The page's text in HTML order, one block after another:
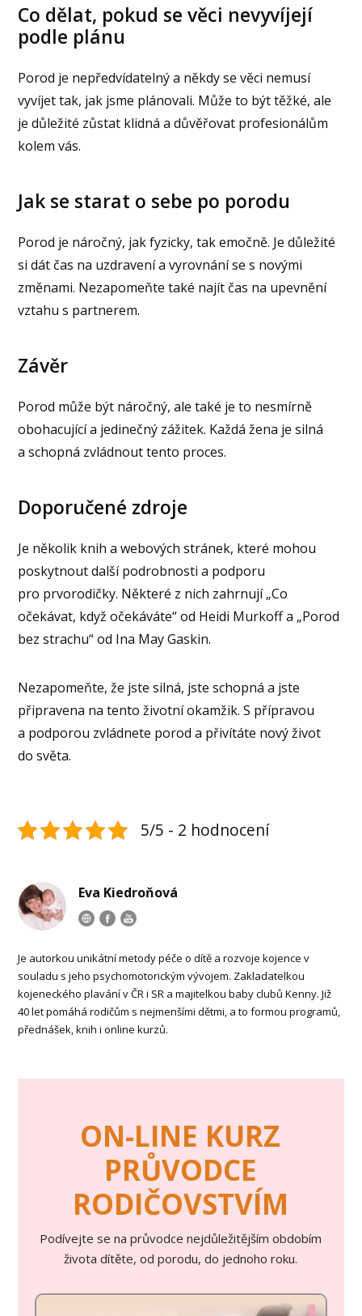
Co dělat, pokud se věci nevyvíjejí
podle plánu
Porod je nepředvídatelný a někdy se věci nemusí
vyvíjet tak, jak jsme plánovali. Může to být těžké, ale
je důležité zůstat klidná a důvěřovat profesionálům
kolem vás.
Jak se starat o sebe po porodu
Porod je náročný, jak fyzicky, tak emočně. Je důležité
si dát čas na uzdravení a vyrovnání se s novými
změnami. Nezapomeňte také najít čas na upevnění
vztahu s partnerem.
Závěr
Porod může být náročný, ale také je to nesmírně
obohacující a jedinečný zážitek. Každá žena je silná
a schopná zvládnout tento proces.
Doporučené zdroje
Je několik knih a webových stránek, které mohou
poskytnout další podrobnosti a podporu
pro prvorodičky. Některé z nich zahrnují „Co
očekávat, když očekáváte“ od Heidi Murkoff a „Porod
bez strachu“ od Ina May Gaskin.
Nezapomeňte, že jste silná, jste schopná a jste
připravena na tento životní okamžik. S přípravou
a podporou zvládnete porod a přivítáte nový život
do světa.
5/5 - 2 hodnocení
Eva Kiedroňová
Je autorkou unikátní metody péče o dítě a rozvoje kojence v
souladu s jeho psychomotorickým vývojem. Zakladatelkou
kojeneckého plavání v ČR i SR a majitelkou baby clubů Kenny. Již
40 let pomáhá rodičům s nejmenšími dětmi, a to formou programů,
přednášek, knih i online kurzů.
ON-LINE KURZ
PRŮVODCE
RODIČOVSTVÍM
Podívejte se na průvodce nejdůležitějším obdobím
života dítěte, od porodu, do jednoho roku.